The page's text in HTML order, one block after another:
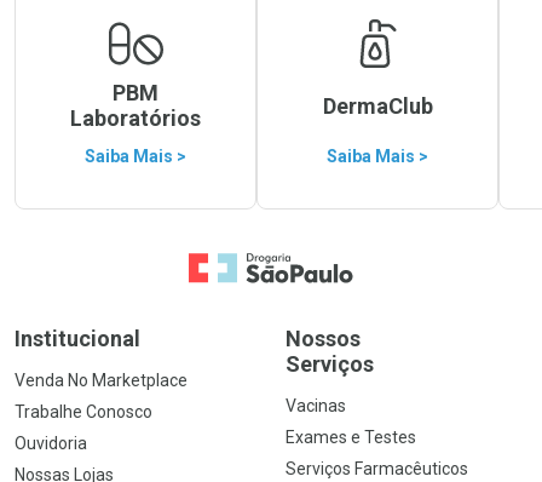
PBM
Laboratórios
Saiba Mais >
DermaClub
Saiba Mais >
Ir para a Home
Institucional
Venda No Marketplace
Trabalhe Conosco
Ouvidoria
Nossas Lojas
Nossos
Serviços
Vacinas
Exames e Testes
Serviços Farmacêuticos